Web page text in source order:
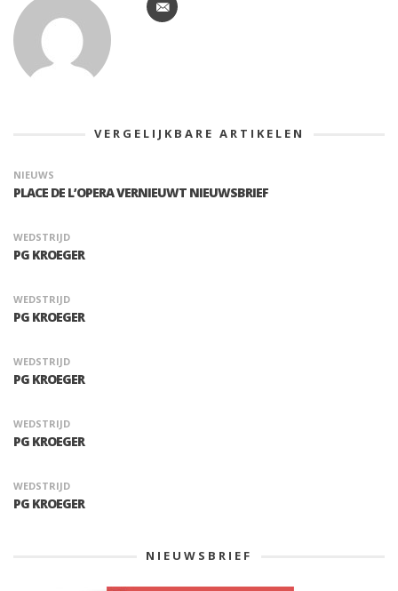
VERGELIJKBARE ARTIKELEN
NIEUWS
PLACE DE L’OPERA VERNIEUWT NIEUWSBRIEF
WEDSTRIJD
PG KROEGER
WEDSTRIJD
PG KROEGER
WEDSTRIJD
PG KROEGER
WEDSTRIJD
PG KROEGER
WEDSTRIJD
PG KROEGER
NIEUWSBRIEF